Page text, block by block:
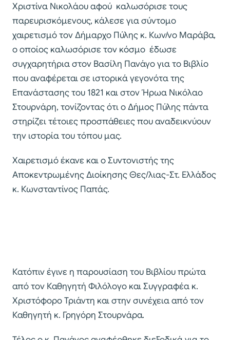
Χριστίνα Νικολάου αφού καλωσόρισε τους
παρευρισκόμενους, κάλεσε για σύντομο
χαιρετισμό τον Δήμαρχο Πύλης κ. Κων/νο Μαράβα,
ο οποίος καλωσόρισε τον κόσμο έδωσε
συγχαρητήρια στον Βασίλη Πανάγο για το Βιβλίο
που αναφέρεται σε ιστορικά γεγονότα της
Επανάστασης του 1821 και στον Ήρωα Νικόλαο
Στουρνάρη, τονίζοντας ότι ο Δήμος Πύλης πάντα
στηρίζει τέτοιες προσπάθειες που αναδεικνύουν
την ιστορία του τόπου μας.
Χαιρετισμό έκανε και ο Συντονιστής της
Αποκεντρωμένης Διοίκησης Θες/λιας-Στ. Ελλάδος
κ. Κωνσταντίνος Παπάς.
Κατόπιν έγινε η παρουσίαση του Βιβλίου πρώτα
από τον Καθηγητή Φιλόλογο και Συγγραφέα κ.
Χριστόφορο Τριάντη και στην συνέχεια από τον
Καθηγητή κ. Γρηγόρη Στουρνάρα.